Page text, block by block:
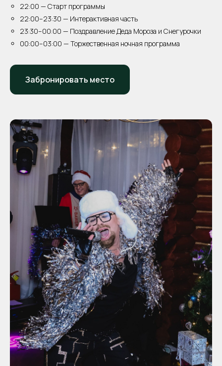
22:00 — Старт программы
22:00–23:30 — Интерактивная часть
23:30–00:00 — Поздравление Деда Мороза и Снегурочки
00:00–03:00 — Торжественная ночная программа
Забронировать место
Сет с водкой Сет с бренди
Салаты Горячие блюда
Все фото
Встречайте Новый год
в ресторане Грейс
Арли в теплой и уютной